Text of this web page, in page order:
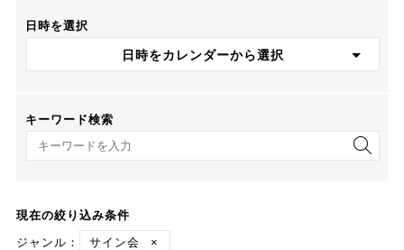
日時を選択
日時をカレンダーから選択
キーワード検索
キーワード検索
現在の絞り込み条件
ジャンル：
サイン会 ×